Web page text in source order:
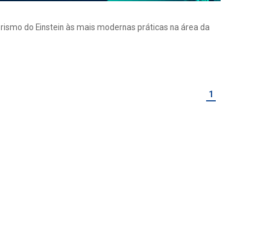
do Einstein às mais modernas práticas na área da
1